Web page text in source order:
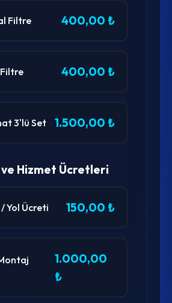
Filtre 400,00 ₺
400,00 ₺
3'lü Set 1.500,00 ₺
Hizmet Ücretleri
Yol Ücreti 150,00 ₺
1.000,00
₺